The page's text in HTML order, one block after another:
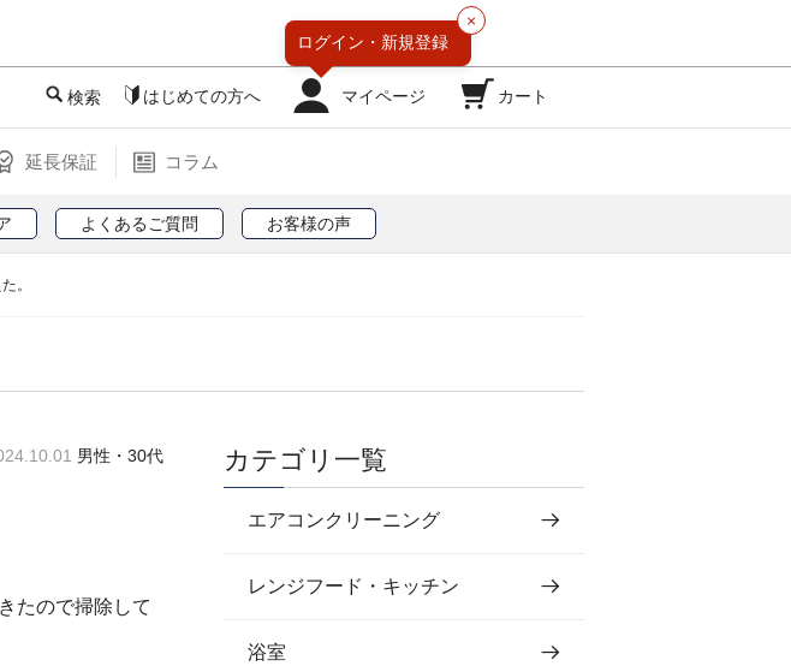
検索 はじめての方へ マイページ
×
ログイン・ 新規登録
カート
延長保証 コラム
よくあるご質問 お客様の声
。
男性・30代
たので掃除して
カテゴリ一覧
エアコンクリーニング
レンジフード・キッチン
浴室